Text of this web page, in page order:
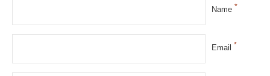
Name *
Email *